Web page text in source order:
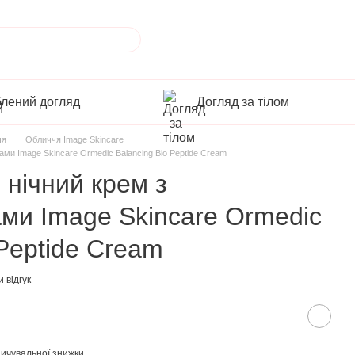
догляд Догляд за тілом
Обличчя Image Skincare
Image Skincare Ormedic Balancing Bio Peptide Cream
крем з
Image Skincare Ormedic
Cream